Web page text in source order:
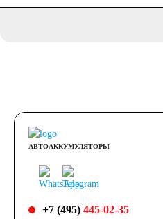
АВТОАККУМУЛЯТОРЫ
+7 (495) 445-02-35